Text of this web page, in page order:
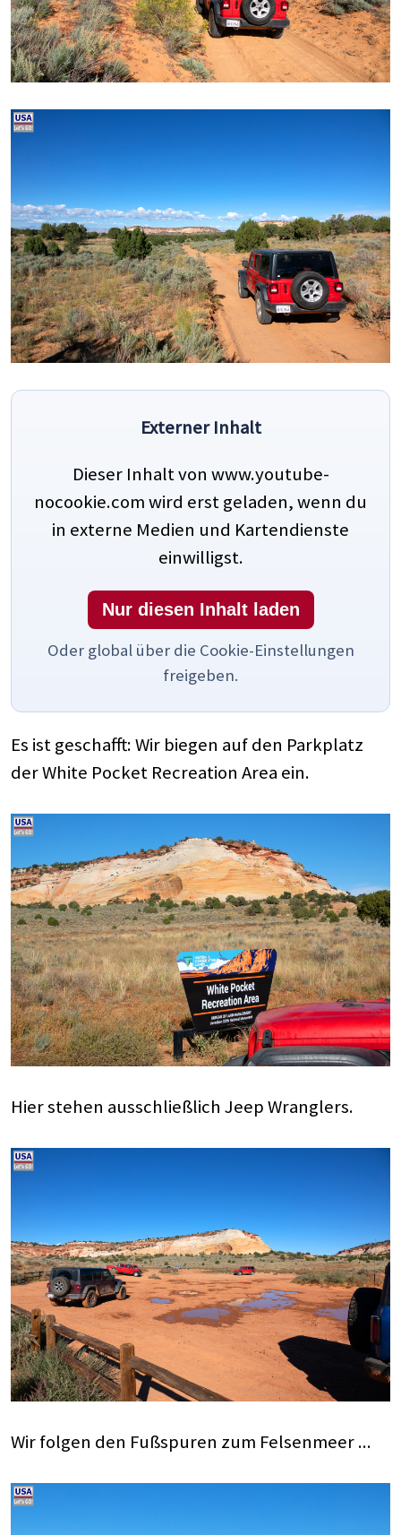
Externer Inhalt
Dieser Inhalt von www.youtube-
nocookie.com wird erst geladen, wenn du
in externe Medien und Kartendienste
einwilligst.
Nur diesen Inhalt laden
Oder global über die Cookie-Einstellungen
freigeben.
Es ist geschafft: Wir biegen auf den Parkplatz
der White Pocket Recreation Area ein.
Hier stehen ausschließlich Jeep Wranglers.
Wir folgen den Fußspuren zum Felsenmeer ...